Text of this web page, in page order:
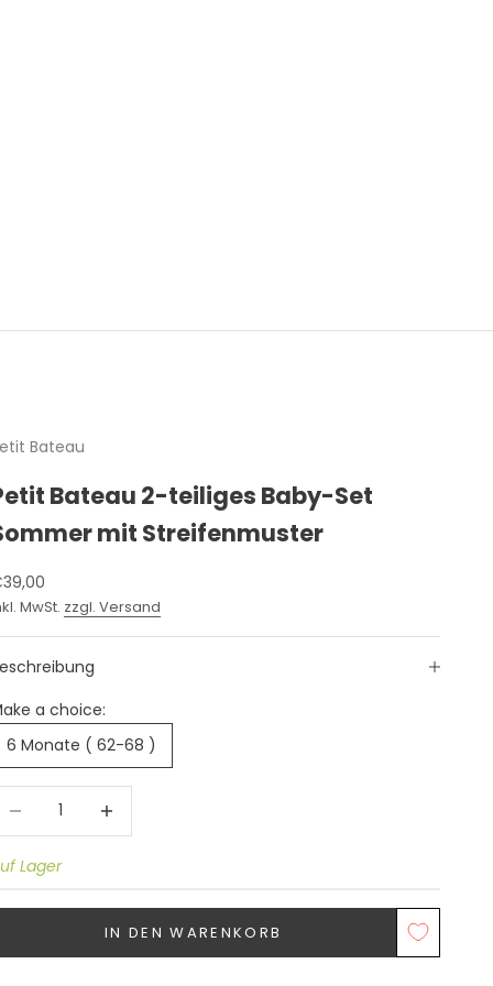
Bateau
Bateau 2-teiliges Baby-Set
mit Streifenmuster
MwSt. zzgl. Versand
a choice:
6 Monate ( 62-68 )
Anzahl verringern
Lager
IN DEN WARENKORB